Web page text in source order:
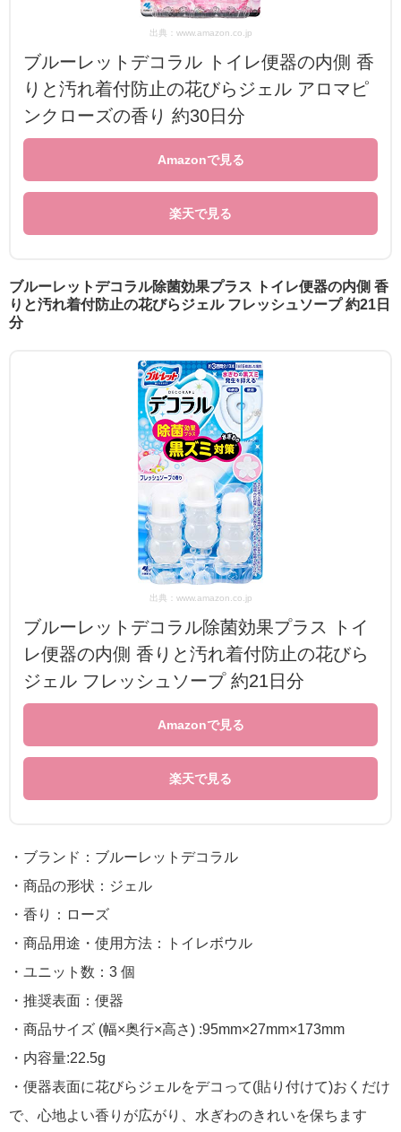
出典：www.amazon.co.jp
ブルーレットデコラル トイレ便器の内側 香
りと汚れ着付防止の花びらジェル アロマピ
ンクローズの香り 約30日分
Amazonで見る
楽天で見る
ブルーレットデコラル除菌効果プラス トイレ便器の内側 香
りと汚れ着付防止の花びらジェル フレッシュソープ 約21日
分
出典：www.amazon.co.jp
ブルーレットデコラル除菌効果プラス トイ
レ便器の内側 香りと汚れ着付防止の花びら
ジェル フレッシュソープ 約21日分
Amazonで見る
楽天で見る
・ブランド：ブルーレットデコラル
・商品の形状：ジェル
・香り：ローズ
・商品用途・使用方法：トイレボウル
・ユニット数：3 個
・推奨表面：便器
・商品サイズ (幅×奥行×高さ) :95mm×27mm×173mm
・内容量:22.5g
・便器表面に花びらジェルをデコって(貼り付けて)おくだけ
で、心地よい香りが広がり、水ぎわのきれいを保ちます